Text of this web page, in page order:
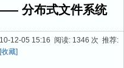
分布式文件系统
12-05 15:16 阅读: 1346 次 推荐:
[收藏]